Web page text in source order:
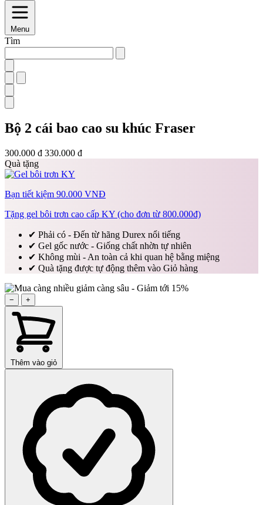
Menu
Tìm
Bộ 2 cái bao cao su khúc Fraser
300.000 đ 330.000 đ
Quà tặng
Bạn tiết kiệm 90.000 VNĐ
Tặng gel bôi trơn cao cấp KY (cho đơn từ 800.000đ)
✔ Phải có - Đến từ hãng Durex nổi tiếng
✔ Gel gốc nước - Giống chất nhờn tự nhiên
✔ Không mùi - An toàn cả khi quan hệ bằng miệng
✔ Quà tặng được tự động thêm vào Giỏ hàng
− +
Thêm vào giỏ